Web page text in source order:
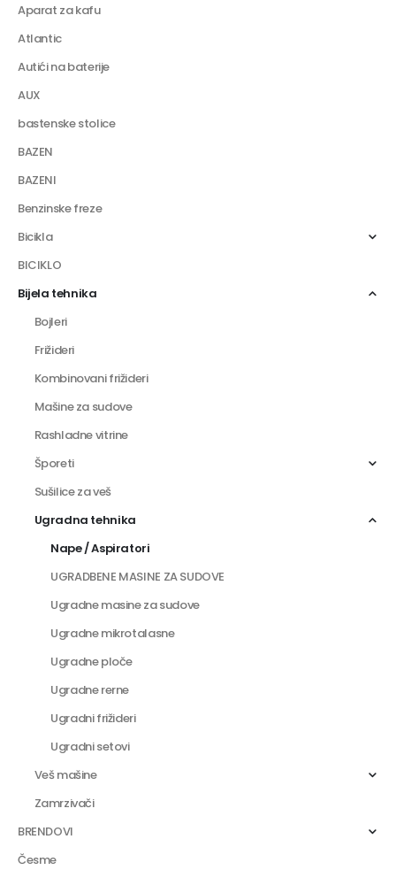
Aparat za kafu
Atlantic
Autići na baterije
AUX
bastenske stolice
BAZEN
BAZENI
Benzinske freze
Bicikla
BICIKLO
Bijela tehnika
Bojleri
Frižideri
Kombinovani frižideri
Mašine za sudove
Rashladne vitrine
Šporeti
Sušilice za veš
Ugradna tehnika
Nape / Aspiratori
UGRADBENE MASINE ZA SUDOVE
Ugradne masine za sudove
Ugradne mikrotalasne
Ugradne ploče
Ugradne rerne
Ugradni frižideri
Ugradni setovi
Veš mašine
Zamrzivači
BRENDOVI
Česme